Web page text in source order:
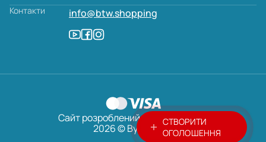
СТВОРИТИ
ОГОЛОШЕННЯ
Контакти info@btw.shopping
2026 © ByTheWay
Сайт розроблений: AVADA MEDIA